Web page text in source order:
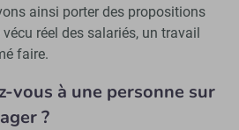
ainsi porter des propositions
réel des salariés, un travail
faire.
vous à une personne sur
?